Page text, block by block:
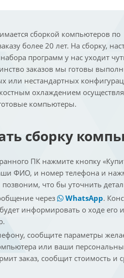
сборкой компьютеров по
более 20 лет. На сборку,
набора программ у нас уходит
заказов мы готовы
или нестандартных
охлаждением
компьютеры.
сборку
ПК нажмите кнопку
ФИО, и номер телефона и
что бы уточнить
через
WhatsApp.
информировать о ходе его
сообщите параметры
или ваши
заказ, сообщит стоимость и